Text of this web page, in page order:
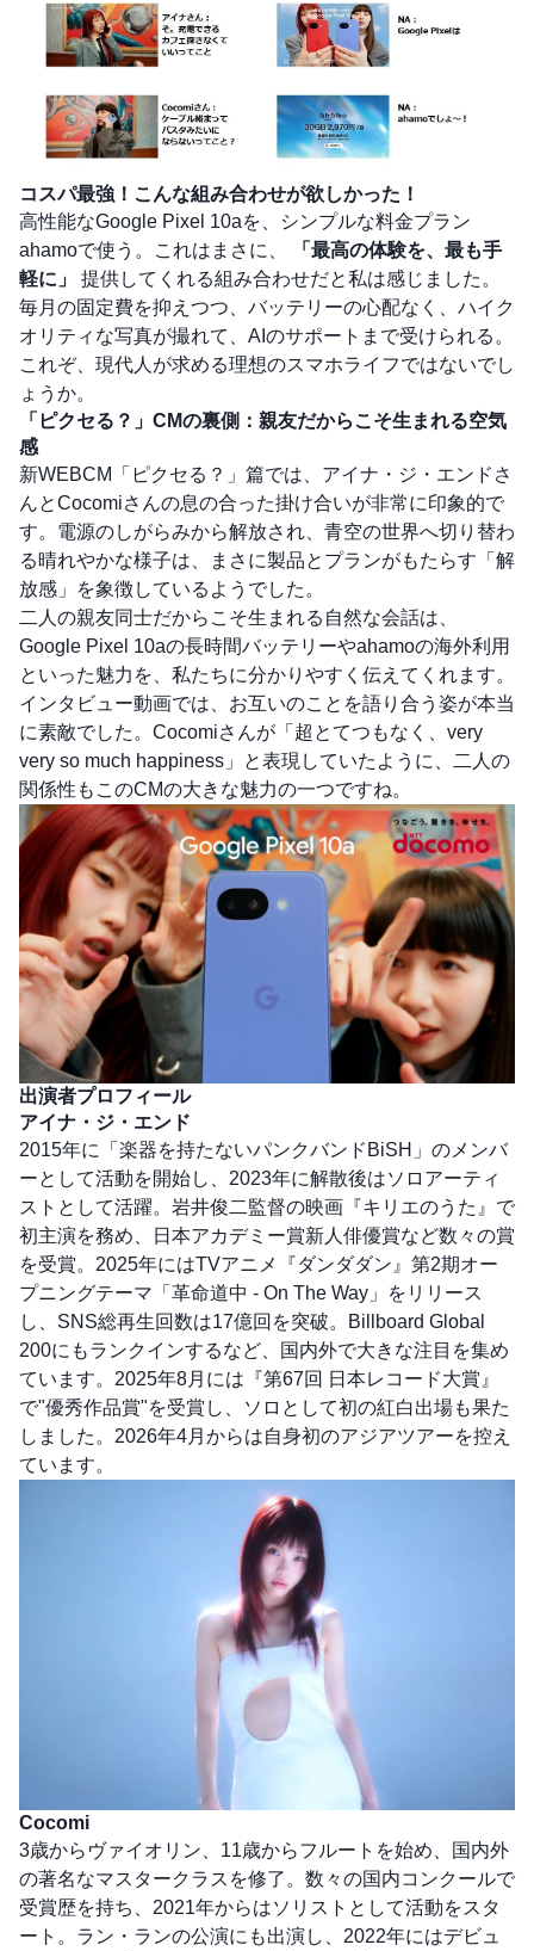
コスパ最強！こんな組み合わせが欲しかった！
高性能なGoogle Pixel 10aを、シンプルな料金プラン
ahamoで使う。これはまさに、
「最高の体験を、最も手
軽に」
提供してくれる組み合わせだと私は感じました。
毎月の固定費を抑えつつ、バッテリーの心配なく、ハイク
オリティな写真が撮れて、AIのサポートまで受けられる。
これぞ、現代人が求める理想のスマホライフではないでし
ょうか。
「ピクセる？」CMの裏側：親友だからこそ生まれる空気
感
新WEBCM「ピクセる？」篇では、アイナ・ジ・エンドさ
んとCocomiさんの息の合った掛け合いが非常に印象的で
す。電源のしがらみから解放され、青空の世界へ切り替わ
る晴れやかな様子は、まさに製品とプランがもたらす「解
放感」を象徴しているようでした。
二人の親友同士だからこそ生まれる自然な会話は、
Google Pixel 10aの長時間バッテリーやahamoの海外利用
といった魅力を、私たちに分かりやすく伝えてくれます。
インタビュー動画では、お互いのことを語り合う姿が本当
に素敵でした。Cocomiさんが「超とてつもなく、very
very so much happiness」と表現していたように、二人の
関係性もこのCMの大きな魅力の一つですね。
出演者プロフィール
アイナ・ジ・エンド
2015年に「楽器を持たないパンクバンドBiSH」のメンバ
ーとして活動を開始し、2023年に解散後はソロアーティ
ストとして活躍。岩井俊二監督の映画『キリエのうた』で
初主演を務め、日本アカデミー賞新人俳優賞など数々の賞
を受賞。2025年にはTVアニメ『ダンダダン』第2期オー
プニングテーマ「革命道中 - On The Way」をリリース
し、SNS総再生回数は17億回を突破。Billboard Global
200にもランクインするなど、国内外で大きな注目を集め
ています。2025年8月には『第67回 日本レコード大賞』
で"優秀作品賞"を受賞し、ソロとして初の紅白出場も果た
しました。2026年4月からは自身初のアジアツアーを控え
ています。
Cocomi
3歳からヴァイオリン、11歳からフルートを始め、国内外
の著名なマスタークラスを修了。数々の国内コンクールで
受賞歴を持ち、2021年からはソリストとして活動をスタ
ート。ラン・ランの公演にも出演し、2022年にはデビュ